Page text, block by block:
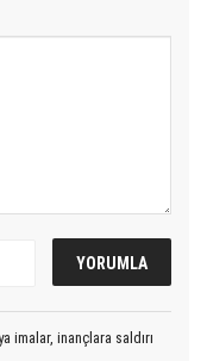
imalar, inançlara saldırı